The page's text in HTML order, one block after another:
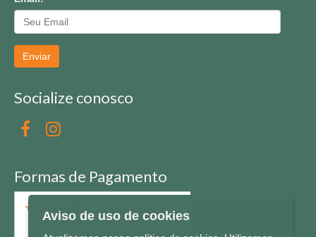
Enviar
Socialize conosco
Formas de Pagamento
Aviso de uso de cookies